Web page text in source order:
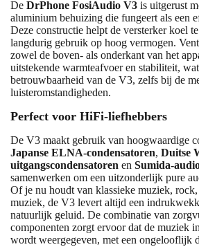
De DrPhone FosiAudio V3 is uitgerust
aluminium behuizing die fungeert als een
Deze constructie helpt de versterker koel
langdurig gebruik op hoog vermogen.
zowel de boven- als onderkant van het
uitstekende warmteafvoer en stabiliteit,
betrouwbaarheid van de V3, zelfs bij de
luisteromstandigheden.
Perfect voor HiFi-liefhebbers
De V3 maakt gebruik van hoogwaardige
Japanse ELNA-condensatoren, Duitse
uitgangscondensatoren en Sumida-
samenwerken om een uitzonderlijk pure
Of je nu houdt van klassieke muziek,
muziek, de V3 levert altijd een
natuurlijk geluid. De combinatie van
componenten zorgt ervoor dat de muziek
wordt weergegeven, met een ongelooflijk